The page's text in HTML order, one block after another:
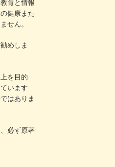
育と情報
健康また
せん。
めしま
を目的
います
はありま
必ず原著